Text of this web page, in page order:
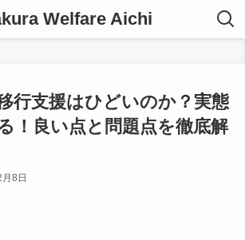
Welfare Aichi
行支援はひどいのか？実態
！良い点と問題点を徹底解
8日